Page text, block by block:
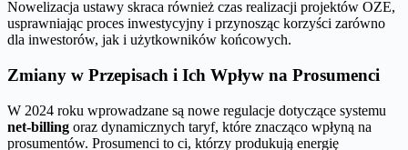
Nowelizacja ustawy skraca również czas realizacji projektów OZE,
usprawniając proces inwestycyjny i przynosząc korzyści zarówno
dla inwestorów, jak i użytkowników końcowych.
Zmiany w Przepisach i Ich Wpływ na Prosumenci
W 2024 roku wprowadzane są nowe regulacje dotyczące systemu
net-billing oraz dynamicznych taryf, które znacząco wpłyną na
prosumentów. Prosumenci to ci, którzy produkują energię